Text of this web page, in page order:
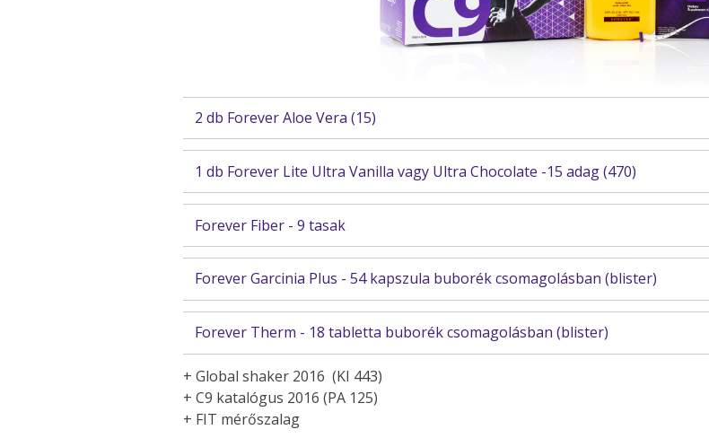
2 db Forever Aloe Vera (15)
1 db Forever Lite Ultra Vanilla vagy Ultra Chocolate -15 adag (470)
Forever Fiber - 9 tasak
Forever Garcinia Plus - 54 kapszula buborék csomagolásban (blister)
Forever Therm - 18 tabletta buborék csomagolásban (blister)
+ Global shaker 2016 (KI 443)
+ C9 katalógus 2016 (PA 125)
+ FIT mérőszalag